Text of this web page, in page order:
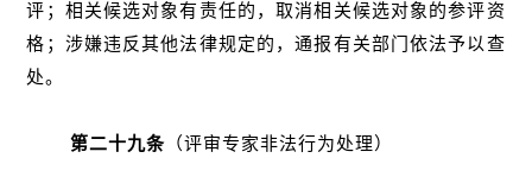
评；相关候选对象有责任的，取消相关候选对象的参评资
格；涉嫌违反其他法律规定的，通报有关部门依法予以查
处。
第二十九条 （评审专家非法行为处理）